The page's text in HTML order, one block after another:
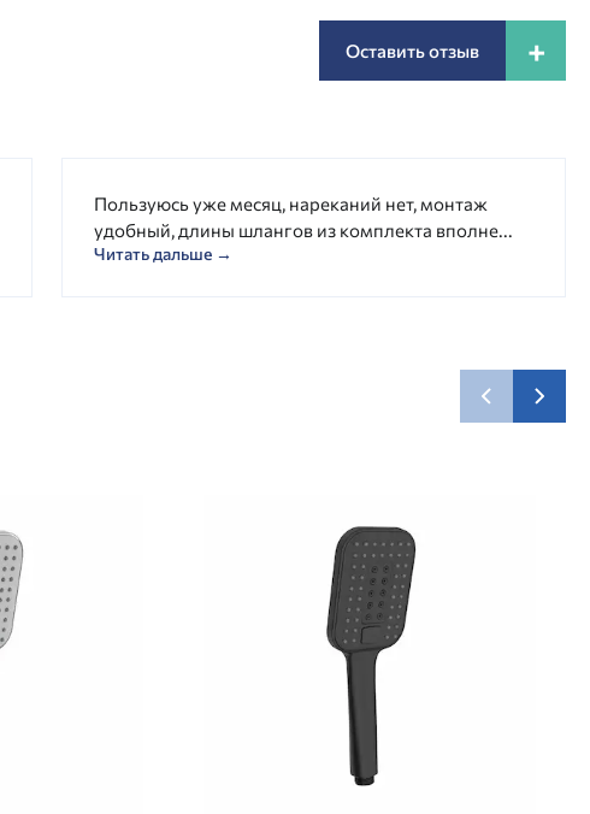
Оставить отзыв +
Пользуюсь уже месяц, нареканий нет, монтаж
удобный, длины шлангов из комплекта вполне...
Читать дальше →